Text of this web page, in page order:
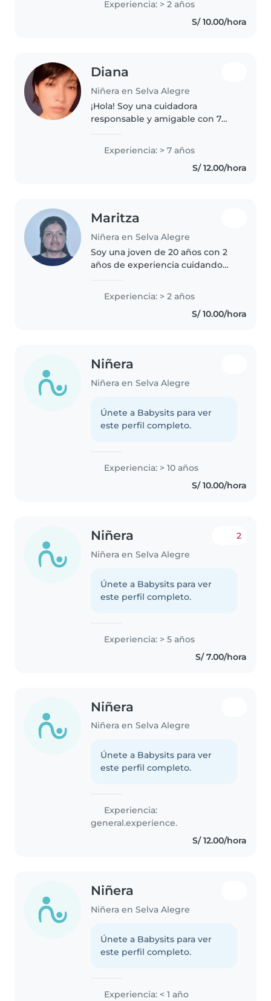
educación en educación inicial y
estoy cómoda con mascotas y
Experiencia: > 2 años
S/ 10.00/hora
Diana
Niñera en Selva Alegre
¡Hola! Soy una cuidadora
responsable y amigable con 7
cuidado de bebés. Tengo un
nivel técnico superior y me
encanta leerles cuentos, hacer
Experiencia: > 7 años
S/ 12.00/hora
Maritza
Niñera en Selva Alegre
Soy una joven de 20 años con 2
años de experiencia cuidando
pequeños y en edad preescolar.
Soy una persona responsable,
paciente y creativa que disfruta..
Experiencia: > 2 años
S/ 10.00/hora
Niñera
Niñera en Selva Alegre
Únete a Babysits para ver
este perfil completo.
Experiencia: > 10 años
S/ 10.00/hora
Niñera
Niñera en Selva Alegre
2
Únete a Babysits para ver
este perfil completo.
Experiencia: > 5 años
S/ 7.00/hora
Niñera
Niñera en Selva Alegre
Únete a Babysits para ver
este perfil completo.
Experiencia:
general.experience.
S/ 12.00/hora
Niñera
Niñera en Selva Alegre
Únete a Babysits para ver
este perfil completo.
Experiencia: < 1 año